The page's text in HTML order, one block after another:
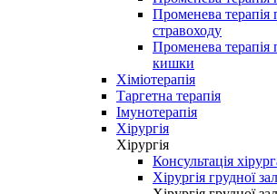
Променева терапія
стравоходу
Променева терапія
кишки
Хіміотерапія
Таргетна терапія
Імунотерапія
Хірургія
Хірургія
Консультація
Хірургія грудної